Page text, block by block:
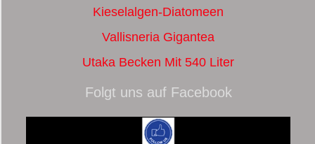
Kieselalgen-Diatomeen
Vallisneria Gigantea
Utaka Becken Mit 540 Liter
Folgt uns auf Facebook